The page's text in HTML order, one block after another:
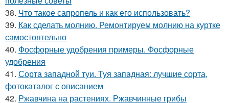
38. Что такое сапропель и как его использовать?
39. Как сделать молнию. Ремонтируем молнию на куртке
самостоятельно
40. Фосфорные удобрения примеры. Фосфорные
удобрения
41. Сорта западной туи. Туя западная: лучшие сорта,
фотокаталог с описанием
42. Ржавчина на растениях. Ржавчинные грибы